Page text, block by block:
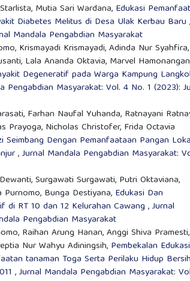
Mutia Sari Wardana, Edukasi
Diabetes Melitus di Desa Ulak Kerbau Baru ,
Mandala Pengabdian Masyarakat
Krismayadi Krismayadi, Adinda Nur Syahfira,
Lala Ananda Oktavia, Marvel
Degeneratif pada Warga Kampung
Pengabdian Masyarakat: Vol. 4 No. 1 (2023):
Farhan Naufal Yuhanda, Ratnayani
Prayoga, Nicholas Christofer, Frida Octavia
Seimbang Dengan Pemanfaataan Pangan
,Jurnal Mandala Pengabdian Masyarakat:
Surgawati Surgawati, Putri Oktaviana,
Purnomo, Bunga Destiyana, Edukasi Dan
di RT 10 dan 12 Kelurahan Cawang ,Jurnal
Pengabdian Masyarakat
Raihan Arung Hanan, Anggi Shiva Pramesti,
Nur Wahyu Adiningsih, Pembekalan Edukasi
tanaman Toga Serta Perilaku Hidup Bersih
,Jurnal Mandala Pengabdian Masyarakat: